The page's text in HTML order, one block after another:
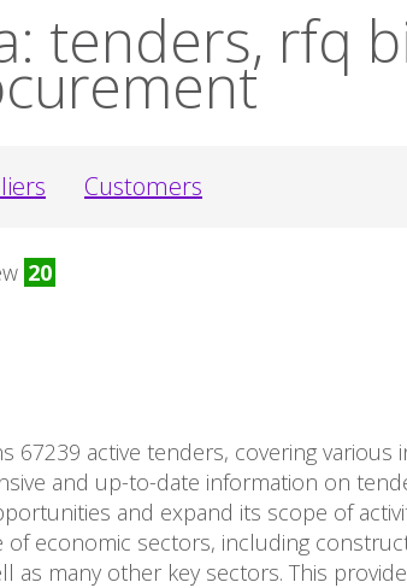
tenders, rfq
Customers
20
67239 active tenders, covering
and up-to-date information on
and expand its scope of
economic sectors, including
as many other key sectors. This